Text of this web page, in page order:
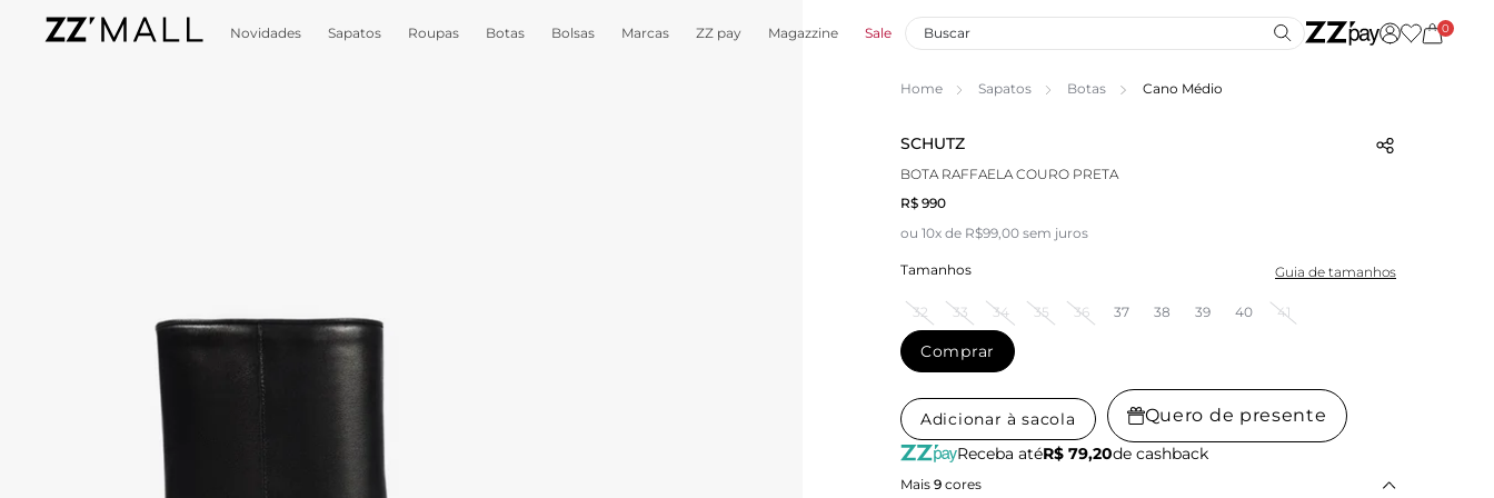
Novidades Sapatos Roupas Botas Bolsas Marcas ZZ pay Magazzine Sale 0
Home Sapatos Botas Cano Médio
SCHUTZ
BOTA RAFFAELA COURO PRETA
R$ 990
ou 10x de R$99,00 sem juros
Tamanhos Guia de tamanhos
32 33 34 35 36 37 38 39 40 41
Comprar
Adicionar à sacola Quero de presente
Receba atéR$ 79,20de cashback
Mais 9 cores